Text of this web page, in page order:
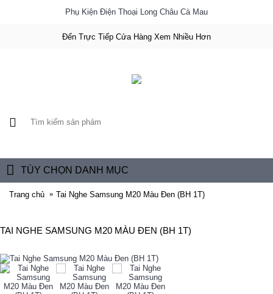
Phụ Kiện Điện Thoại Long Châu Cà Mau
Đến Trực Tiếp Cửa Hàng Xem Nhiều Hơn
TÙY CHỌN DANH MỤC
Trang chủ Tai Nghe Samsung M20 Màu Đen (BH 1T)
TAI NGHE SAMSUNG M20 MÀU ĐEN (BH 1T)